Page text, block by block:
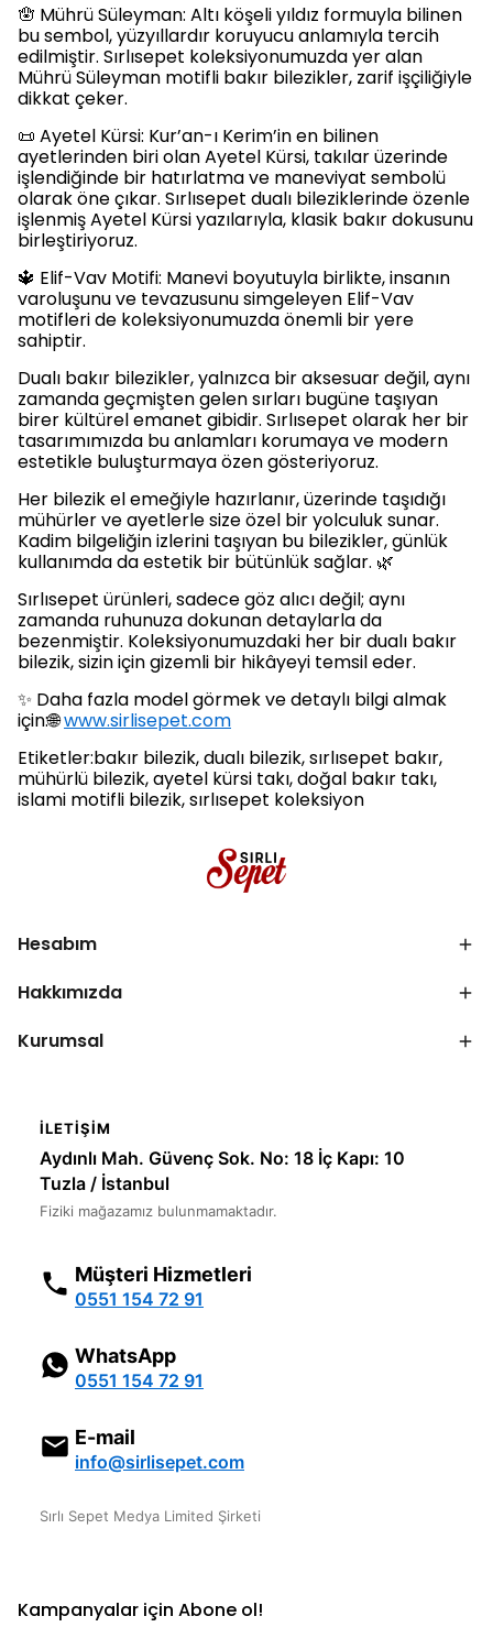
🪬 Mührü Süleyman: Altı köşeli yıldız formuyla bilinen
bu sembol, yüzyıllardır koruyucu anlamıyla tercih
edilmiştir. Sırlısepet koleksiyonumuzda yer alan
Mührü Süleyman motifli bakır bilezikler, zarif işçiliğiyle
dikkat çeker.
📜 Ayetel Kürsi: Kur’an-ı Kerim’in en bilinen
ayetlerinden biri olan Ayetel Kürsi, takılar üzerinde
işlendiğinde bir hatırlatma ve maneviyat sembolü
olarak öne çıkar. Sırlısepet dualı bileziklerinde özenle
işlenmiş Ayetel Kürsi yazılarıyla, klasik bakır dokusunu
birleştiriyoruz.
🔱 Elif-Vav Motifi: Manevi boyutuyla birlikte, insanın
varoluşunu ve tevazusunu simgeleyen Elif-Vav
motifleri de koleksiyonumuzda önemli bir yere
sahiptir.
Dualı bakır bilezikler, yalnızca bir aksesuar değil, aynı
zamanda geçmişten gelen sırları bugüne taşıyan
birer kültürel emanet gibidir. Sırlısepet olarak her bir
tasarımımızda bu anlamları korumaya ve modern
estetikle buluşturmaya özen gösteriyoruz.
Her bilezik el emeğiyle hazırlanır, üzerinde taşıdığı
mühürler ve ayetlerle size özel bir yolculuk sunar.
Kadim bilgeliğin izlerini taşıyan bu bilezikler, günlük
kullanımda da estetik bir bütünlük sağlar. 🌿
Sırlısepet ürünleri, sadece göz alıcı değil; aynı
zamanda ruhunuza dokunan detaylarla da
bezenmiştir. Koleksiyonumuzdaki her bir dualı bakır
bilezik, sizin için gizemli bir hikâyeyi temsil eder.
✨ Daha fazla model görmek ve detaylı bilgi almak
için:🌐www.sirlisepet.com
Etiketler:bakır bilezik, dualı bilezik, sırlısepet bakır,
mühürlü bilezik, ayetel kürsi takı, doğal bakır takı,
islami motifli bilezik, sırlısepet koleksiyon
Hesabım
Hakkımızda
Kurumsal
İLETIŞIM
Aydınlı Mah. Güvenç Sok. No: 18 İç Kapı: 10
Tuzla / İstanbul
Fiziki mağazamız bulunmamaktadır.
Müşteri Hizmetleri
0551 154 72 91
WhatsApp
0551 154 72 91
E-mail
info@sirlisepet.com
Sırlı Sepet Medya Limited Şirketi
Kampanyalar için Abone ol!